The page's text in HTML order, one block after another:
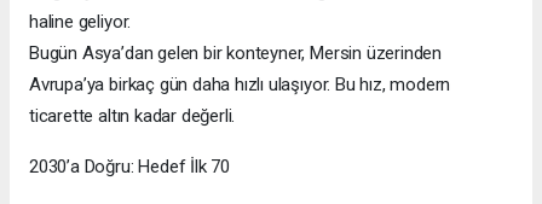
haline geliyor.
Bugün Asya’dan gelen bir konteyner, Mersin üzerinden
Avrupa’ya birkaç gün daha hızlı ulaşıyor. Bu hız, modern
ticarette altın kadar değerli.
2030’a Doğru: Hedef İlk 70